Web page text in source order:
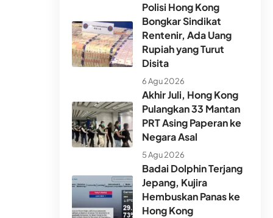
Polisi Hong Kong
Bongkar Sindikat
Rentenir, Ada Uang
Rupiah yang Turut
Disita
6 Agu 2026
Akhir Juli, Hong Kong
Pulangkan 33 Mantan
PRT Asing Paperan ke
Negara Asal
5 Agu 2026
Badai Dolphin Terjang
Jepang, Kujira
Hembuskan Panas ke
Hong Kong